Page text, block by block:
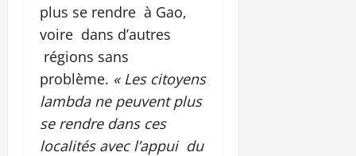
plus se rendre à Gao,
voire dans d’autres
régions sans
problème. « Les citoyens
lambda ne peuvent plus
se rendre dans ces
localités avec l’appui du